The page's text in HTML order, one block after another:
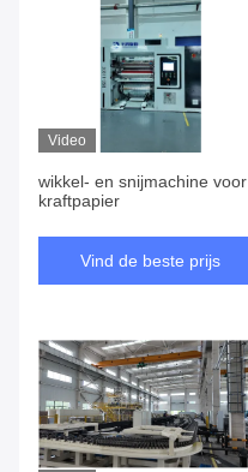
Video
wikkel- en snijmachine voor
kraftpapier
Vind de beste prijs